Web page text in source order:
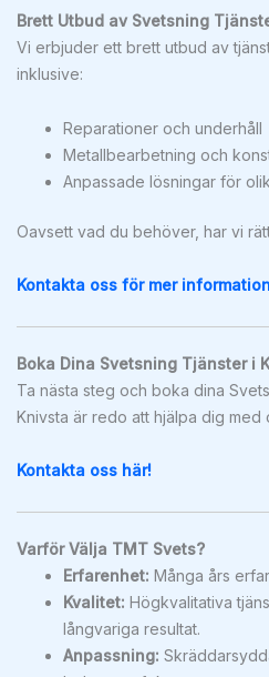
Brett Utbud av Svetsning
Vi erbjuder ett brett utbud av
inklusive:
Reparationer och underhåll
Metallbearbetning och
Anpassade lösningar för
Oavsett vad du behöver, har vi
Kontakta oss för mer
Boka Dina Svetsning Tjänster i
Ta nästa steg och boka dina
Knivsta är redo att hjälpa dig med
Kontakta oss här!
Varför Välja TMT Svets?
Erfarenhet: Många års
Kvalitet: Högkvalitativa
långvariga resultat.
Anpassning: